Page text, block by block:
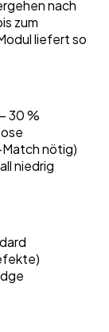
nach
zum
liefert so
30 %
nötig)
niedrig